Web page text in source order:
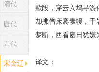
隋代
唐代
五代
宋金辽
款段，穿云入坞寻游
却拂僧床褰素幔，千
梦断，西看窗日犹嫌
译文：